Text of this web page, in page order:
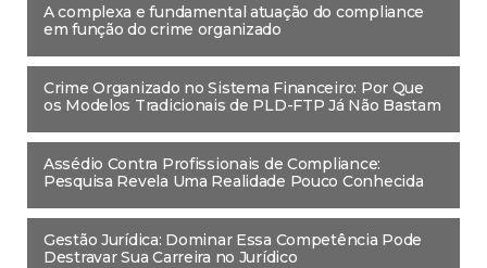
A complexa e fundamental atuação do compliance
em função do crime organizado
Crime Organizado no Sistema Financeiro: Por Que
os Modelos Tradicionais de PLD-FTP Já Não Bastam
Assédio Contra Profissionais de Compliance:
Pesquisa Revela Uma Realidade Pouco Conhecida
Gestão Jurídica: Dominar Essa Competência Pode
Destravar Sua Carreira no Jurídico